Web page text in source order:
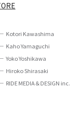
Kotori Kawashima
Kaho Yamaguchi
Yoko Yoshikawa
Hiroko Shirasaki
RIDE MEDIA＆DESIGN inc.